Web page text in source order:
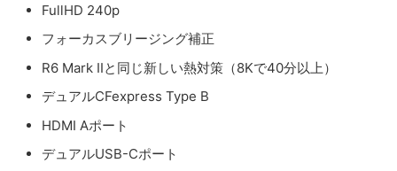
FullHD 240p
フォーカスブリージング補正
R6 Mark IIと同じ新しい熱対策（8Kで40分以上）
デュアルCFexpress Type B
HDMI Aポート
デュアルUSB-Cポート